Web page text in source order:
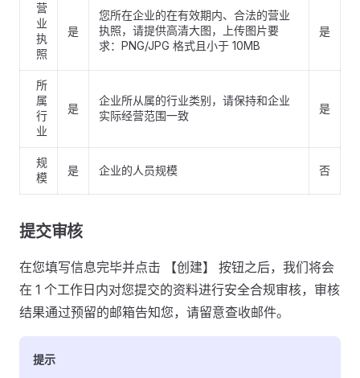
营
业
执
照
是
您所在企业的在有效期内、合法的营业
执照，请提供高清大图，上传图片要
求：PNG/JPG 格式且小于 10MB
是
所
属
行
业
是
企业所从属的行业类别，请保持和企业
实际经营范围一致
是
规
模
是 企业的人员规模 否
提交审核
在您填写信息完毕并点击 【创建】 按钮之后，我们将会
在 1 个工作日内对您提交的资料进行安全合规审核，审核
结果通过预留的邮箱告知您，请留意查收邮件。
提示